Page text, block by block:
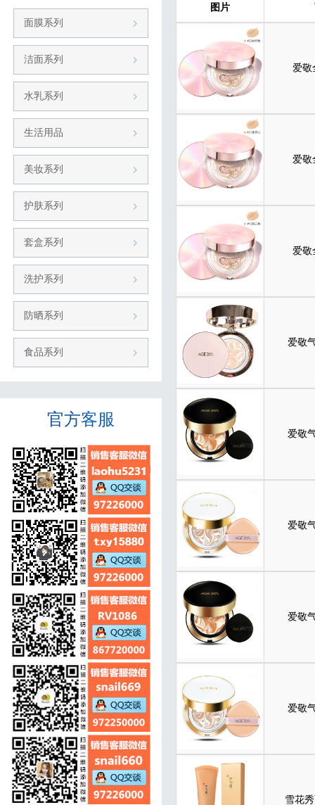
面膜系列
洁面系列
水乳系列
生活用品
美妆系列
护肤系列
套盒系列
洗护系列
防晒系列
食品系列
官方客服
图片
爱敬
爱敬
爱敬
爱敬
爱敬
爱敬
爱敬
爱敬
雪花